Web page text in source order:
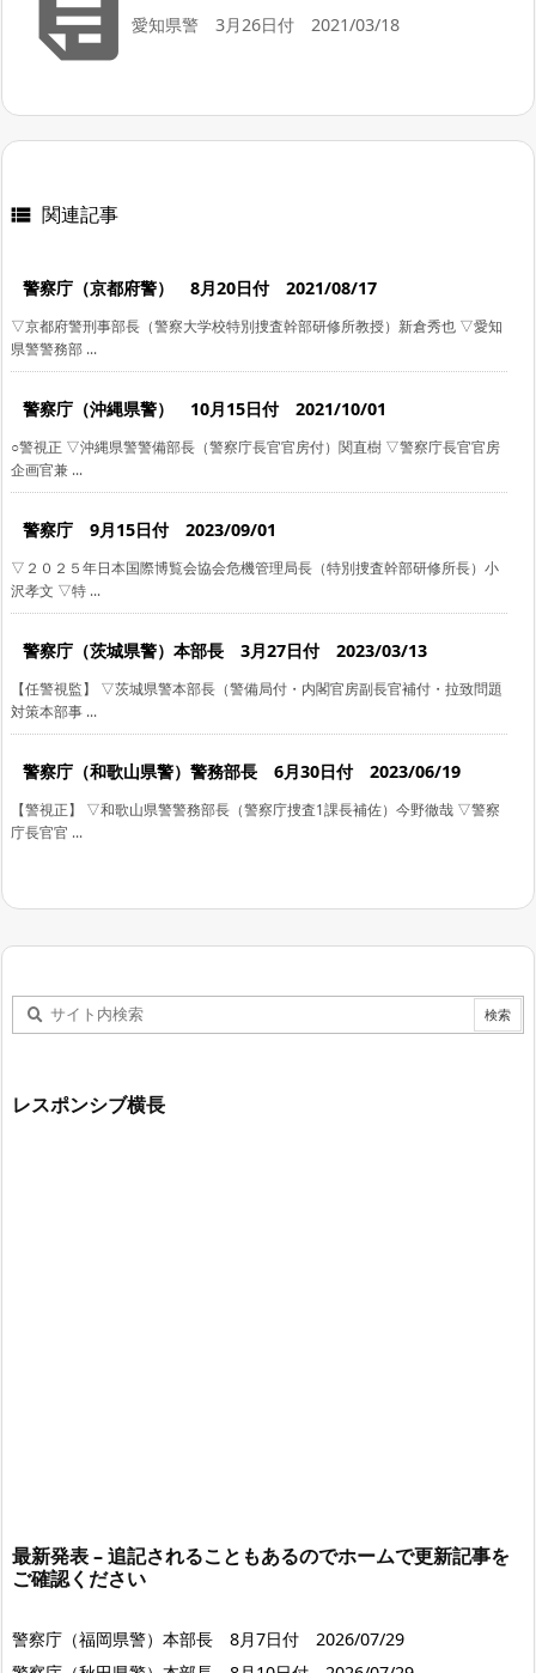
愛知県警 3月26日付 2021/03/18
 関連記事
警察庁（京都府警） 8月20日付 2021/08/17
▽京都府警刑事部長（警察大学校特別捜査幹部研修所教授）新倉秀也 ▽愛知
県警警務部 ...
警察庁（沖縄県警） 10月15日付 2021/10/01
○警視正 ▽沖縄県警警備部長（警察庁長官官房付）関直樹 ▽警察庁長官官房
企画官兼 ...
警察庁 9月15日付 2023/09/01
▽２０２５年日本国際博覧会協会危機管理局長（特別捜査幹部研修所長）小
沢孝文 ▽特 ...
警察庁（茨城県警）本部長 3月27日付 2023/03/13
【任警視監】 ▽茨城県警本部長（警備局付・内閣官房副長官補付・拉致問題
対策本部事 ...
警察庁（和歌山県警）警務部長 6月30日付 2023/06/19
【警視正】 ▽和歌山県警警務部長（警察庁捜査1課長補佐）今野徹哉 ▽警察
庁長官官 ...
レスポンシブ横長
最新発表 – 追記されることもあるのでホームで更新記事を
ご確認ください
警察庁（福岡県警）本部長 8月7日付 2026/07/29